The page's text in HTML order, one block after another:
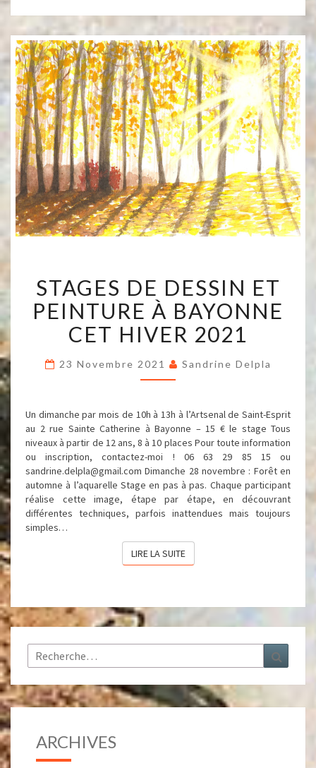
DE
DESSIN
ET
PEINTURE
À
CET
HIVER
STAGES DE DESSIN ET
PEINTURE À BAYONNE
CET HIVER 2021
23 Novembre 2021 Sandrine Delpla
Un dimanche par mois de 10h à 13h à l’Artsenal de Saint-Esprit
au 2 rue Sainte Catherine à Bayonne – 15 € le stage Tous
niveaux à partir de 12 ans, 8 à 10 places Pour toute information
ou inscription, contactez-moi ! 06 63 29 85 15 ou
sandrine.delpla@gmail.com Dimanche 28 novembre : Forêt en
automne à l’aquarelle Stage en pas à pas. Chaque participant
réalise cette image, étape par étape, en découvrant
différentes techniques, parfois inattendues mais toujours
simples…
LIRE LA SUITELIRE LA SUITE
Rechercher :
ARCHIVES